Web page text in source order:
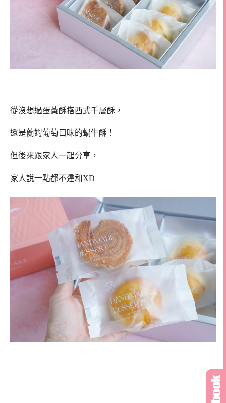
從沒想過蛋黃酥搭西式千層酥，
還是蘭姆葡萄口味的蝸牛酥！
但後來跟家人一起分享，
家人說一點都不違和XD